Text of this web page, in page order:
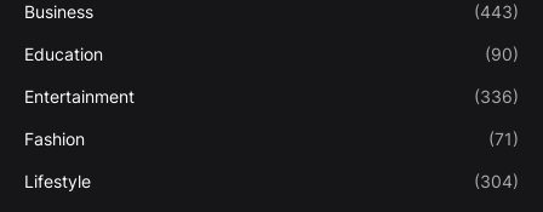
Business (443)
Education (90)
Entertainment (336)
Fashion (71)
Lifestyle (304)